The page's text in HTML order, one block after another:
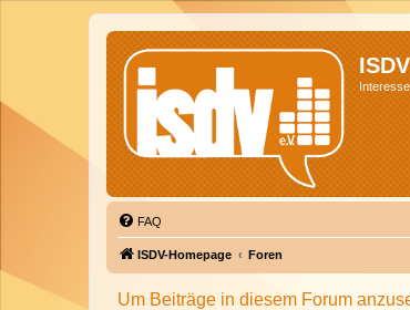
FAQ
ISDV-Homepage Foren
Um Beiträge in diesem Forum